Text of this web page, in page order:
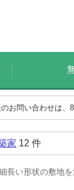
お問い合わせは、
家 12 件
長い形状の敷地